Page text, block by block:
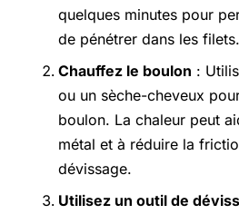
quelques minutes pour
de pénétrer dans les filets.
Chauffez le boulon :
ou un sèche-cheveux
boulon. La chaleur peut
métal et à réduire la
dévissage.
Utilisez un outil de